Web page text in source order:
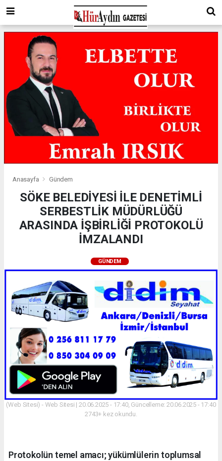
Anasayfa Gündem
SÖKE BELEDİYESİ İLE DENETİMLİ
SERBESTLİK MÜDÜRLÜĞÜ
ARASINDA İŞBİRLİĞİ PROTOKOLÜ
İMZALANDI
GÜNDEM
(Web Sitesi) - Web Sitesi | 20.06.2025 - 17:40, Güncelleme: 20.06.2025 - 17:40
2743+ kez okundu.
Protokolün temel amacı; yükümlülerin toplumsal